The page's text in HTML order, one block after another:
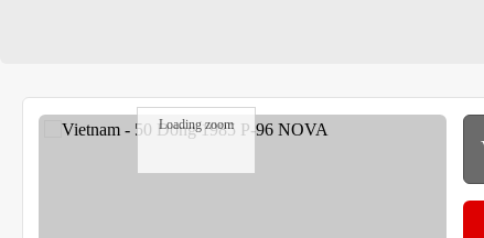
Loading zoom